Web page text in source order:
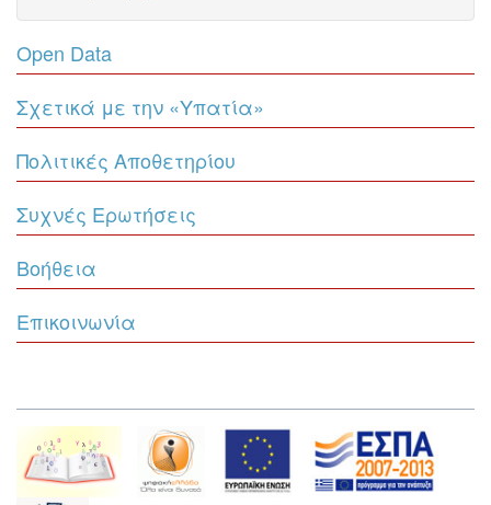
Open Data
Σχετικά με την «Υπατία»
Πολιτικές Αποθετηρίου
Συχνές Ερωτήσεις
Βοήθεια
Επικοινωνία